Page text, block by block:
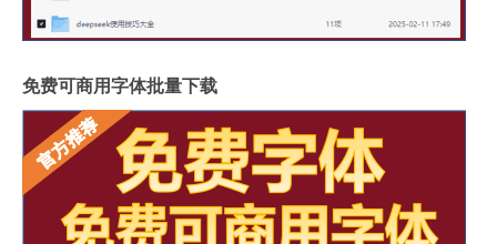
免费可商用字体批量下载